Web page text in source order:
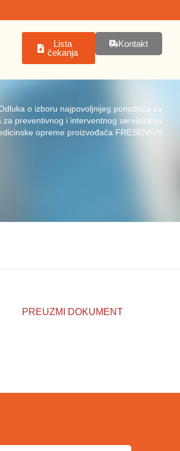
Lista
čekanja
Kontakt
o izboru najpovoljnijeg ponuđača za
preventivnog i interventnog servisiranja
opreme proizvođača FRESENIUS
PREUZMI DOKUMENT